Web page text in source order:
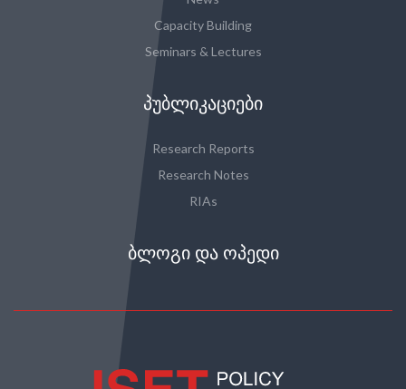
Capacity Building
Seminars & Lectures
ᲞᲣᲑᲚᲘᲙᲐᲪᲘᲔᲑᲘ
Research Reports
Research Notes
RIAs
ᲑᲚᲝᲒᲘ ᲓᲐ ᲝᲞᲔᲓᲘ